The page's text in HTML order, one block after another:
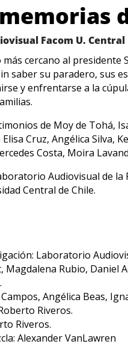
Facom U. Central
cercano al presidente
saber su paradero, sus
y enfrentarse a la
de Moy de Tohá,
Cruz, Angélica Silva,
Costa, Moira
Audiovisual de la
Central de Chile.
Laboratorio
Magdalena Rubio, Daniel
Angélica Beas,
Riveros.
Riveros.
Alexander VanLawren